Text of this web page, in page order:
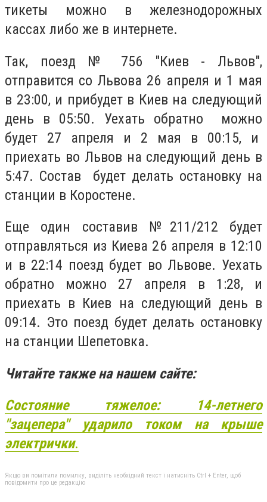
тикеты можно в железнодорожных
кассах либо же в интернете.
Так, поезд № 756 "Киев - Львов",
отправится со Львова 26 апреля и 1 мая
в 23:00, и прибудет в Киев на следующий
день в 05:50. Уехать обратно можно
будет 27 апреля и 2 мая в 00:15, и
приехать во Львов на следующий день в
5:47. Состав будет делать остановку на
станции в Коростене.
Еще один составив №211/212 будет
отправляться из Киева 26 апреля в 12:10
и в 22:14 поезд будет во Львове. Уехать
обратно можно 27 апреля в 1:28, и
приехать в Киев на следующий день в
09:14. Это поезд будет делать остановку
на станции Шепетовка.
Читайте также на нашем сайте:
Состояние тяжелое: 14-летнего
"зацепера" ударило током на крыше
электрички.
Якщо ви помітили помилку, виділіть необхідний текст і натисніть Ctrl + Enter, щоб
повідомити про це редакцію